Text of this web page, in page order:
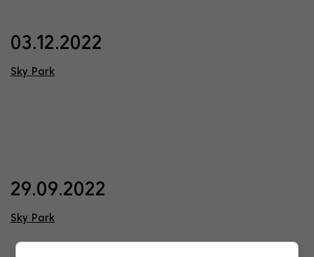
03.12.2022
Sky Park
29.09.2022
Sky Park